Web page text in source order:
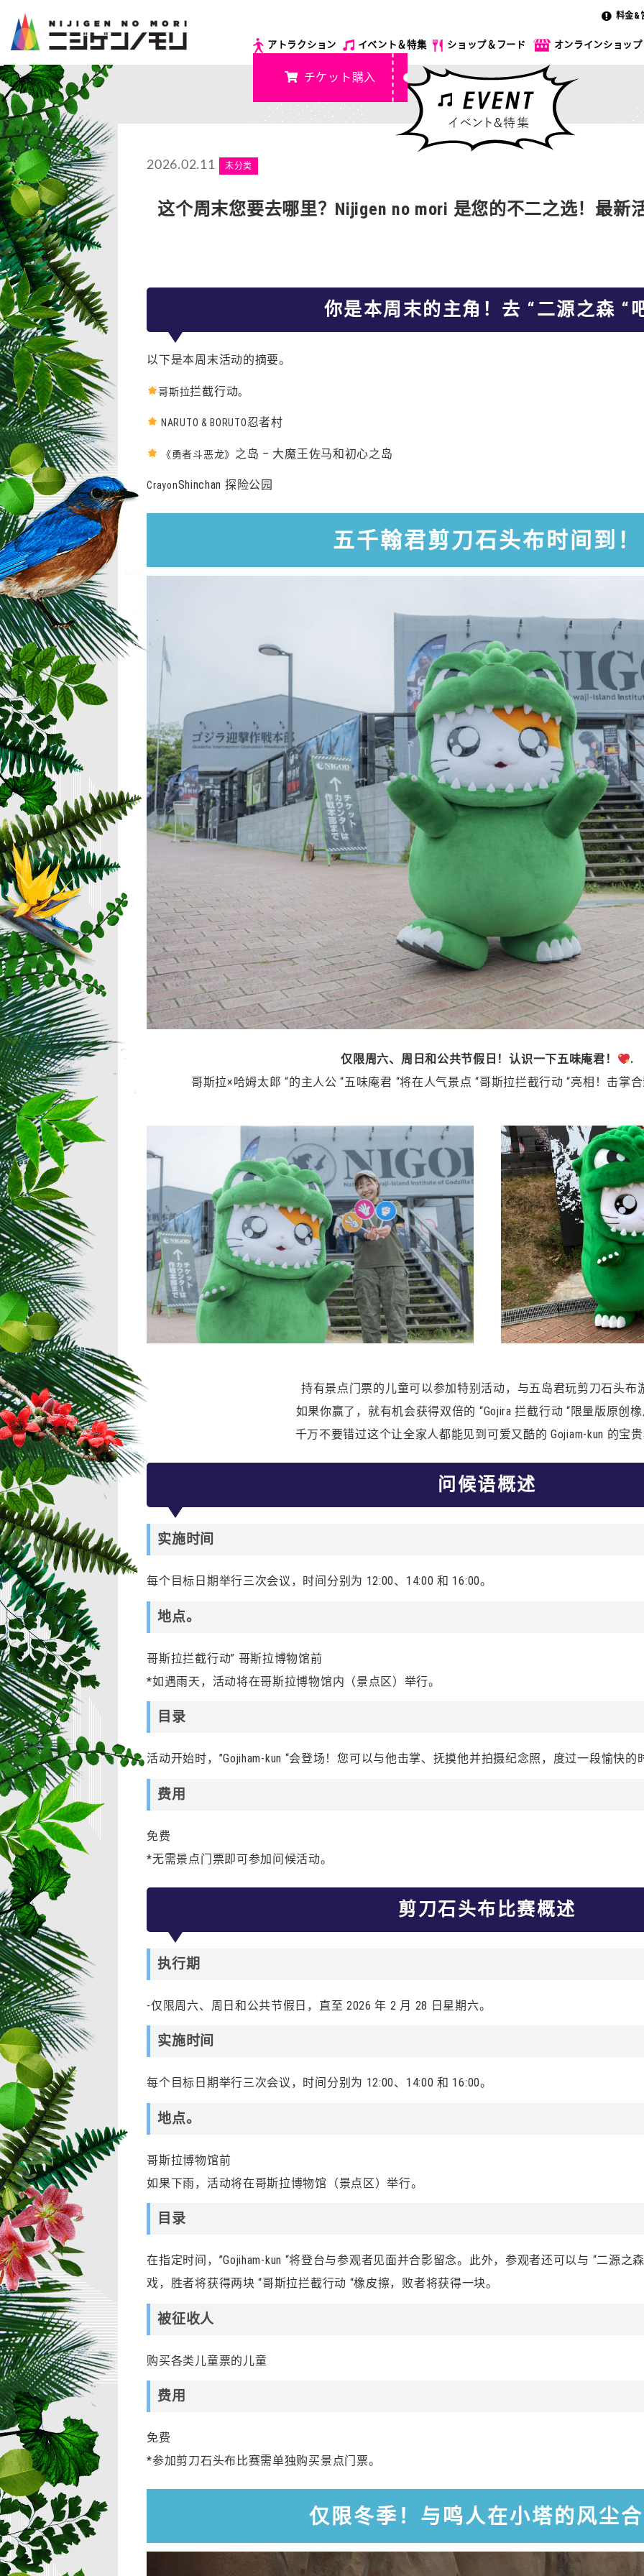
料金&
アトラクション イベント＆特集 ショップ＆フード オンラインショップ
チケット購入
2026.02.11 未分类
这个周末您要去哪里？Nijigen no mori 是您的不二之选！最新
你是本周末的主角！去 “二源之森 “
以下是本周末活动的摘要。
哥斯拉拦截行动。
NARUTO & BORUTO忍者村
《勇者斗恶龙》 之岛 – 大魔王佐马和初心之岛
CrayonShinchan 探险公园
五千翰君剪刀石头布时间到！
仅限周六、周日和公共节假日！认识一下五味庵君！
.
哥斯拉×哈姆太郎 “的主人公 “五味庵君 “将在人气景点 “哥斯拉拦截行动 “亮相！击掌
持有景点门票的儿童可以参加特别活动，与五岛君玩剪刀石头布
如果你赢了，就有机会获得双倍的 “Gojira 拦截行动 “限量版原创
千万不要错过这个让全家人都能见到可爱又酷的 Gojiam-kun 的宝
问候语概述
实施时间
每个目标日期举行三次会议，时间分别为 12:00、14:00 和 16:00。
地点。
哥斯拉拦截行动” 哥斯拉博物馆前
*如遇雨天，活动将在哥斯拉博物馆内（景点区）举行。
目录
活动开始时，”Gojiham-kun “会登场！您可以与他击掌、抚摸他并拍摄纪念照，度过一段愉快的
费用
免费
*无需景点门票即可参加问候活动。
剪刀石头布比赛概述
执行期
-仅限周六、周日和公共节假日，直至 2026 年 2 月 28 日星期六。
实施时间
每个目标日期举行三次会议，时间分别为 12:00、14:00 和 16:00。
地点。
哥斯拉博物馆前
如果下雨，活动将在哥斯拉博物馆（景点区）举行。
目录
在指定时间，”Gojiham-kun “将登台与参观者见面并合影留念。此外，参观者还可以与 “二源之
戏，胜者将获得两块 “哥斯拉拦截行动 “橡皮擦，败者将获得一块。
被征收人
购买各类儿童票的儿童
费用
免费
*参加剪刀石头布比赛需单独购买景点门票。
仅限冬季！与鸣人在小塔的风尘